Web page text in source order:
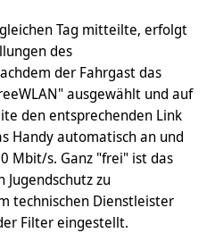
Tag mitteilte, erfolgt
des
der Fahrgast das
ausgewählt und auf
den entsprechenden Link
Handy automatisch an und
Mbit/s. Ganz "frei" ist das
Jugendschutz zu
technischen Dienstleister
Filter eingestellt.